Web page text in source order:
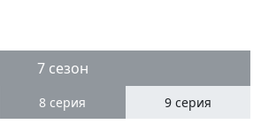
7 сезон
8 серия 9 серия